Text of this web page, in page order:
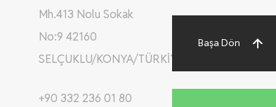
Mh.413 Nolu Sokak
No:9 42160
SELÇUKLU/KONYA/TÜRKİYE
+90 332 236 01 80
Başa Dön